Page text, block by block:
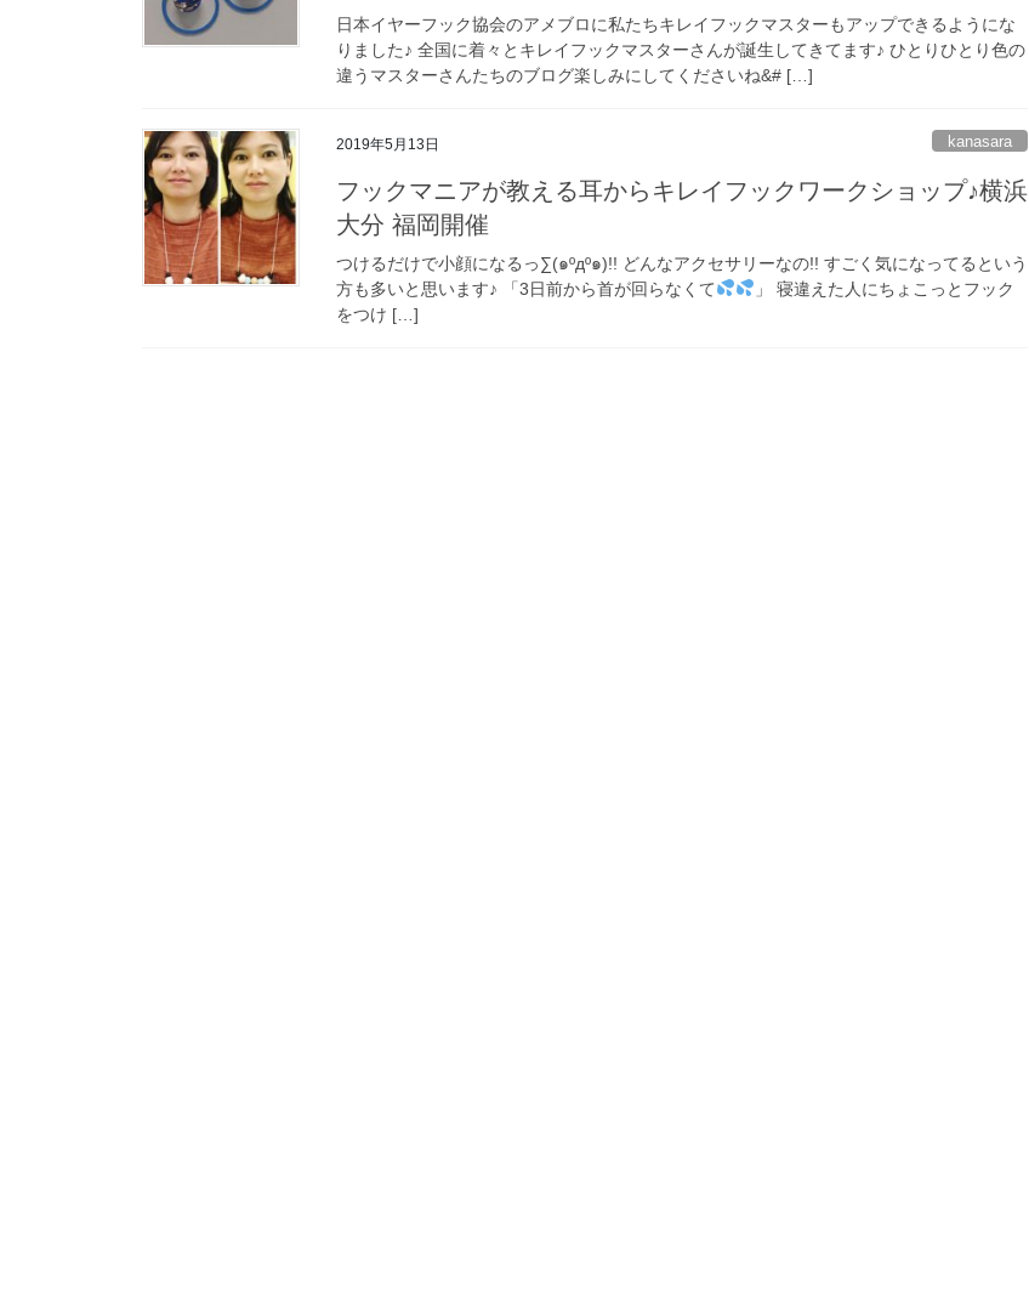
日本イヤーフック協会のアメブロに私たちキレイフックマスターもアップできるようにな
りました♪ 全国に着々とキレイフックマスターさんが誕生してきてます♪ ひとりひとり色の
違うマスターさんたちのブログ楽しみにしてくださいね&# […]
2019年5月13日 kanasara
フックマニアが教える耳からキレイフックワークショップ♪横浜
大分 福岡開催
つけるだけで小顔になるっ∑(๑ºдº๑)!! どんなアクセサリーなの!! すごく気になってるという
方も多いと思います♪ 「3日前から首が回らなくて
」 寝違えた人にちょこっとフック
をつけ […]